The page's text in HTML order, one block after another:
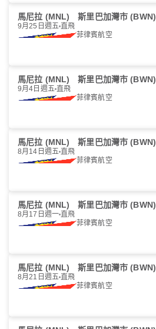
馬尼拉 (MNL) 斯里巴加灣市 (BWN)
9月25日週五 直飛
菲律賓航空
馬尼拉 (MNL) 斯里巴加灣市 (BWN)
9月4日週五 直飛
菲律賓航空
馬尼拉 (MNL) 斯里巴加灣市 (BWN)
8月14日週五 直飛
菲律賓航空
馬尼拉 (MNL) 斯里巴加灣市 (BWN)
8月17日週一 直飛
菲律賓航空
馬尼拉 (MNL) 斯里巴加灣市 (BWN)
8月21日週五 直飛
菲律賓航空